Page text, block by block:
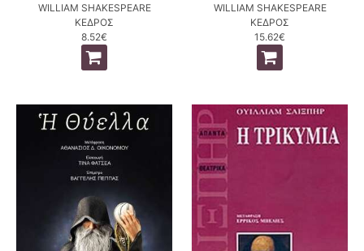
WILLIAM SHAKESPEARE
ΚΕΔΡΟΣ
8.52€
WILLIAM SHAKESPEARE
ΚΕΔΡΟΣ
15.62€